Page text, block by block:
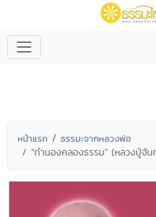
หน้าแรก ธรรมะจากหลวงพ่อ
"ทำนองคลองธรรม" (หลวงปู่จั